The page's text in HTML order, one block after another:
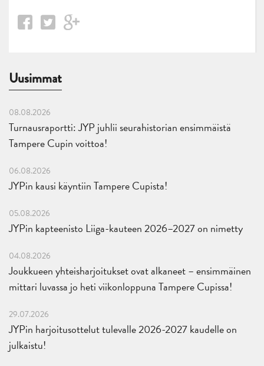
Uusimmat
08.08.2026
Turnausraportti: JYP juhlii seurahistorian ensimmäistä
Tampere Cupin voittoa!
06.08.2026
JYPin kausi käyntiin Tampere Cupista!
05.08.2026
JYPin kapteenisto Liiga-kauteen 2026–2027 on nimetty
04.08.2026
Joukkueen yhteisharjoitukset ovat alkaneet – ensimmäinen
mittari luvassa jo heti viikonloppuna Tampere Cupissa!
29.07.2026
JYPin harjoitusottelut tulevalle 2026-2027 kaudelle on
julkaistu!